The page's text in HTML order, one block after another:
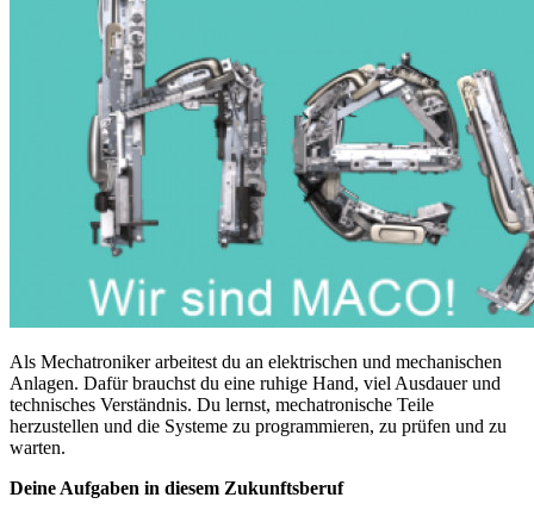
Als Mechatroniker arbeitest du an elektrischen und mechanischen
Anlagen. Dafür brauchst du eine ruhige Hand, viel Ausdauer und
technisches Verständnis. Du lernst, mechatronische Teile
herzustellen und die Systeme zu programmieren, zu prüfen und zu
warten.
Deine Aufgaben in diesem Zukunftsberuf